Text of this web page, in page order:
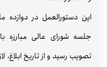
این دستورالعمل در دوازده
تصویب رسید و از تاریخ ابلاغ،